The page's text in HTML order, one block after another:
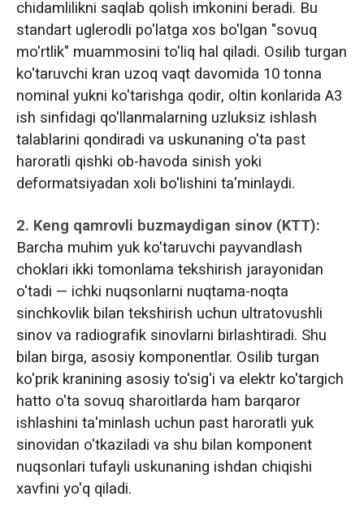
chidamlilikni saqlab qolish imkonini beradi. Bu
standart uglerodli po'latga xos bo'lgan "sovuq
mo'rtlik" muammosini to'liq hal qiladi. Osilib turgan
ko'taruvchi kran uzoq vaqt davomida 10 tonna
nominal yukni ko'tarishga qodir, oltin konlarida A3
ish sinfidagi qo'llanmalarning uzluksiz ishlash
talablarini qondiradi va uskunaning o'ta past
haroratli qishki ob-havoda sinish yoki
deformatsiyadan xoli bo'lishini ta'minlaydi.
2. Keng qamrovli buzmaydigan sinov (KTT):
Barcha muhim yuk ko'taruvchi payvandlash
choklari ikki tomonlama tekshirish jarayonidan
o'tadi — ichki nuqsonlarni nuqtama-noqta
sinchkovlik bilan tekshirish uchun ultratovushli
sinov va radiografik sinovlarni birlashtiradi. Shu
bilan birga, asosiy komponentlar. Osilib turgan
ko'prik kranining asosiy to'sig'i va elektr ko'targich
hatto o'ta sovuq sharoitlarda ham barqaror
ishlashini ta'minlash uchun past haroratli yuk
sinovidan o'tkaziladi va shu bilan komponent
nuqsonlari tufayli uskunaning ishdan chiqishi
xavfini yo'q qiladi.